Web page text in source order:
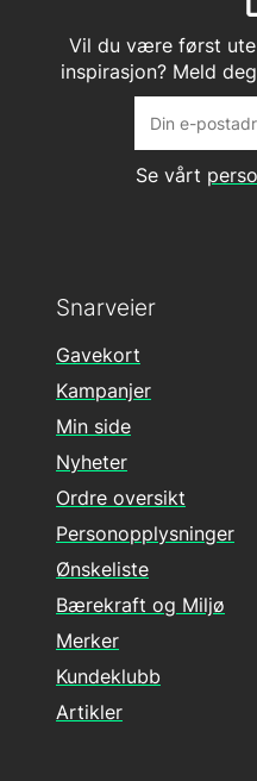
Vil du være først
inspirasjon? Meld
Se vårt
Snarveier
Gavekort
Kampanjer
Min side
Nyheter
Ordre oversikt
Personopplysninger
Ønskeliste
Bærekraft og Miljø
Merker
Kundeklubb
Artikler